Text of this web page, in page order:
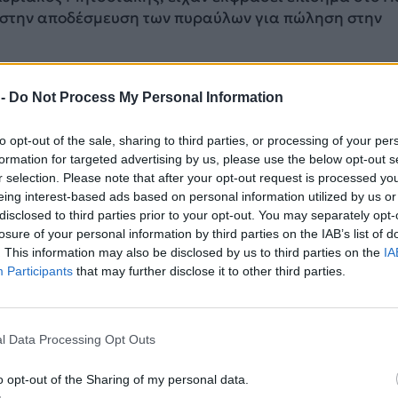
Do Not Process My Personal Information
opt-out of the sale, sharing to third parties, or processing of your
for targeted advertising by us, please use the below opt-out
selection. Please note that after your opt-out request is processed
interest-based ads based on personal information utilized by us
to third parties prior to your opt-out. You may separately
of your personal information by third parties on the IAB’s list of
This information may also be disclosed by us to third parties on the
Participants that may further disclose it to other third parties.
Data Processing Opt Outs
opt-out of the Sharing of my personal data.
στην αποδέσμευση των πυραύλων για πώληση στην
στο «απέναντι στρατόπεδο». Η Άγκυρα ανακοίνωσε
Trance 3A, τα οποία επίσης μπορούν να
Sayın Keir Starmer’in ülkemizi ziyareti
Kuvvetlerine ait 3 adet Eurofighter uçağı da
Bakanlığı (@tcsavunma) October 27, 2025